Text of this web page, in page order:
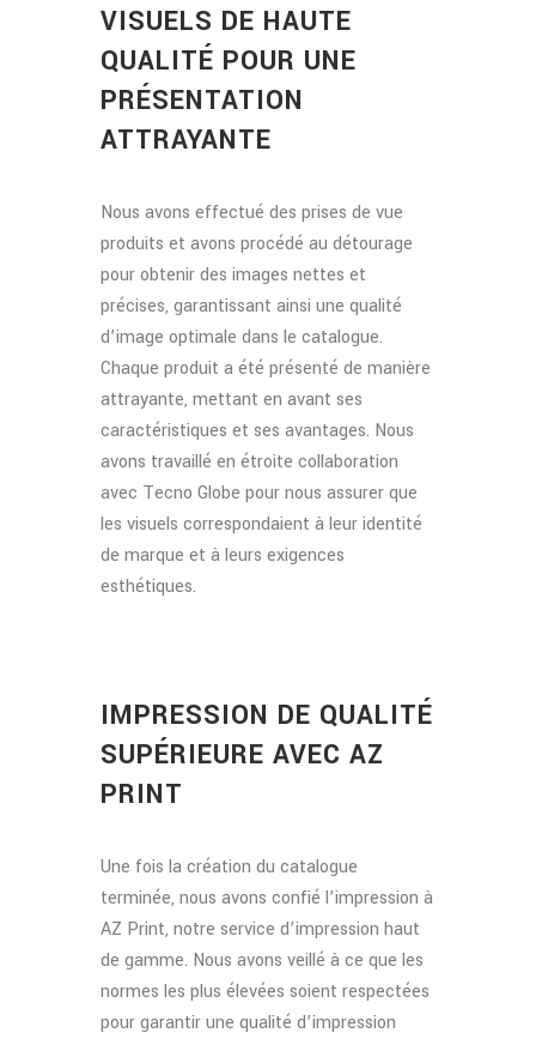
VISUELS DE HAUTE
QUALITÉ POUR UNE
PRÉSENTATION
ATTRAYANTE
Nous avons effectué des prises de vue
produits et avons procédé au détourage
pour obtenir des images nettes et
précises, garantissant ainsi une qualité
d’image optimale dans le catalogue.
Chaque produit a été présenté de manière
attrayante, mettant en avant ses
caractéristiques et ses avantages. Nous
avons travaillé en étroite collaboration
avec Tecno Globe pour nous assurer que
les visuels correspondaient à leur identité
de marque et à leurs exigences
esthétiques.
IMPRESSION DE QUALITÉ
SUPÉRIEURE AVEC AZ
PRINT
Une fois la création du catalogue
terminée, nous avons confié l’impression à
AZ Print, notre service d’impression haut
de gamme. Nous avons veillé à ce que les
normes les plus élevées soient respectées
pour garantir une qualité d’impression